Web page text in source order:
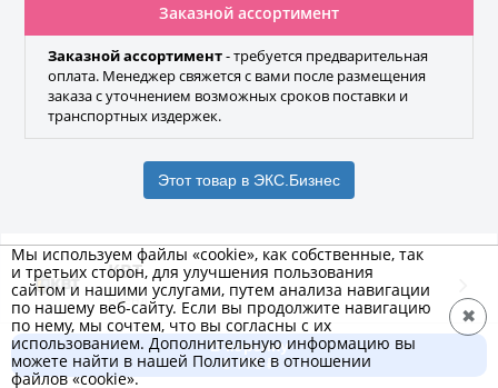
Заказной ассортимент
Заказной ассортимент- требуется предварительная
оплата. Менеджер свяжется с вами после размещения
заказа с уточнением возможных сроков поставки и
транспортных издержек.
Этот товар в ЭКС.Бизнес
КВТ
Бренд
Характеристики Добавить к сравнению
В корзину
8 776 ₽
Мы используем файлы «cookie», как собственные, так
и третьих сторон, для улучшения пользования
сайтом и нашими услугами, путем анализа навигации
по нашему веб-сайту. Если вы продолжите навигацию
по нему, мы сочтем, что вы согласны с их
использованием. Дополнительную информацию вы
можете найти в нашей Политике в отношении
файлов «cookie».
✖